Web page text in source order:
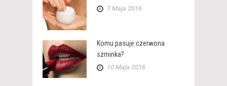
7 Maja 2016
Komu pasuje czerwona
szminka?
10 Maja 2016